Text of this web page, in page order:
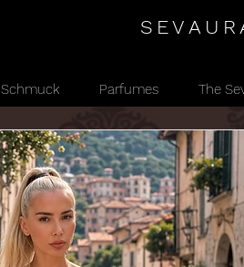
Schmuck Parfumes The